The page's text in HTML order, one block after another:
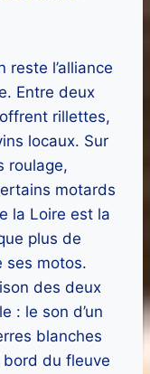
l’alliance
Entre deux
rillettes,
locaux. Sur
roulage,
motards
la Loire est la
plus de
ses motos.
des deux
: le son d’un
blanches
bord du fleuve